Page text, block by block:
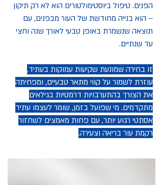
הפנים. טיפול ביוסטימולטורים הוא לא רק תיקון
– הוא בנייה מחודשת של העור מבפנים, עם
תוצאה שנשמרת באופן טבעי לאורך שנה וחצי
עד שנתיים.
זו בחירה שמונעת שקיעות עמוקות בעתיד,
עוזרת לשמור על קווי מתאר טבעיים, ומפחיתה
את הצורך בהתערבויות דרמטיות בגילאים
מתקדמים. מי שפועל בזמן, שומר לעצמו עתיד
אסתטי רגוע יותר, עם פחות מאמצים לשחזור
רקמת עור בריאה וצעירה.